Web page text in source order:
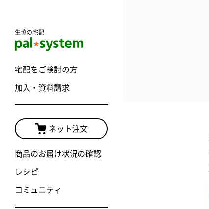
生協の宅配
宅配をご検討の方
加入・資料請求
ネット注文
商品のお届け状況の確認
レシピ
コミュニティ